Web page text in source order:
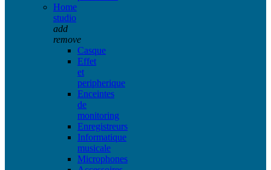
Home
studio
add
remove
Casque
Effet
et
peripherique
Enceintes
de
monitoring
Enregistreurs
Informatique
musicale
Microphones